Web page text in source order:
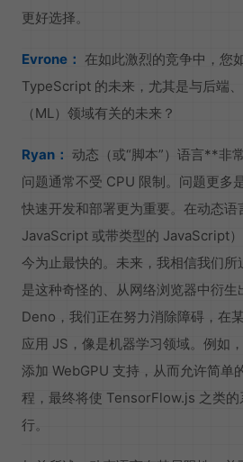
更好选择。
Evrone： 在如此激烈的竞争中，您
TypeScript 的未来，尤其是与后端
（ML）领域有关的未来？
Ryan： 动态（或“脚本”）语言**非
问题通常不受 CPU 限制。问题更多
快速开发和部署更为重要。在动态
JavaScript 或带类型的 JavaScript
今为止最快的。未来，我相信我们所
是这种奇怪的、从网络浏览器中衍
Deno，我们正在努力消除障碍，在
应用 JS，像是机器学习领域。例如
添加 WebGPU 支持，从而允许简单
程，最终将使 TensorFlow.js 之类
行。